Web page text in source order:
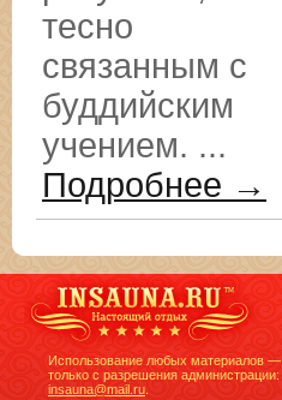
тесно
связанным с
буддийским
учением. ...
Подробнее →
Использование любых материалов —
только с разрешения администрации:
insauna@mail.ru